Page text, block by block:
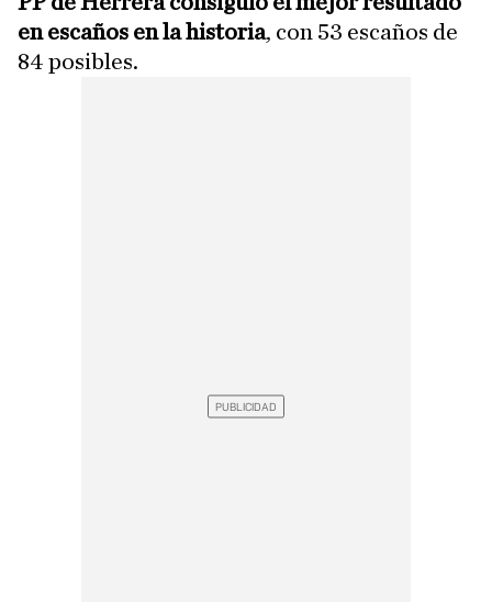
en escaños en la historia, con 53 escaños de
84 posibles.